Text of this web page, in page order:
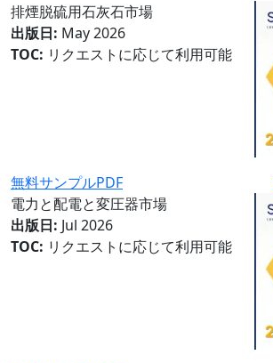
排煙脱硫用石灰石市場
出版日: May 2026
TOC: リクエストに応じて利用可能
無料サンプルPDF
電力と配電と変圧器市場
出版日: Jul 2026
TOC: リクエストに応じて利用可能